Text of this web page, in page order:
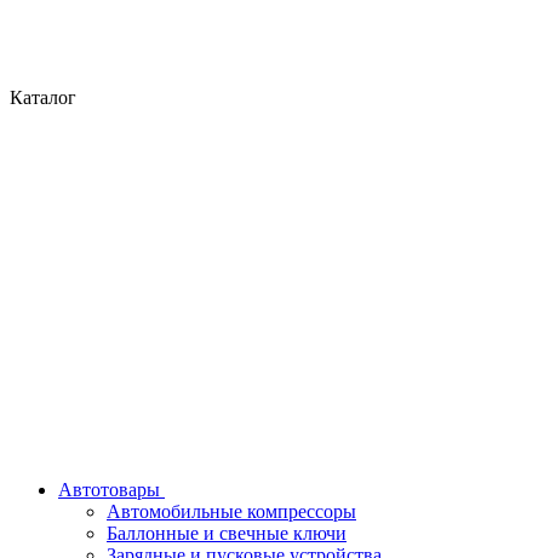
Каталог
Автотовары
Автомобильные компрессоры
Баллонные и свечные ключи